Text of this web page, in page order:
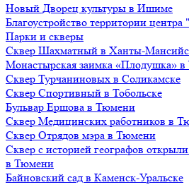
Нoвый Двoрeц культуры в Ишимe
Благоустройство территории
Парки и скверы
Сквер Шахматный в Ханты-
Монастырская заимка «Плодушка» в
Сквер Турчаниновых в Соликамске
Сквер Спортивный в Тобольске
Бульвар Ершова в Тюмени
Сквер Медицинских работников в
Сквер Отрядов мэра в Тюмени
Сквер с историей географов
в Тюмени
Байновский сад в Каменск-Уральске